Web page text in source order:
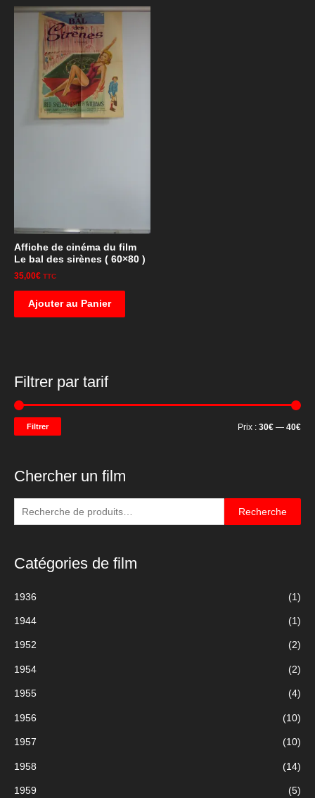
Filtrer par tarif
P
i
P
a
Filtrer Prix : 30€ — 40€
Chercher un film
e
h
r
c
h
o
u
:
Recherche
Catégories de film
1936 (1)
1944 (1)
1952 (2)
1954 (2)
1955 (4)
1956 (10)
1957 (10)
1958 (14)
1959 (5)
Affiche de cinéma du film
Le bal des sirènes ( 60×80 )
35,00€ TTC
Ajouter au Panier